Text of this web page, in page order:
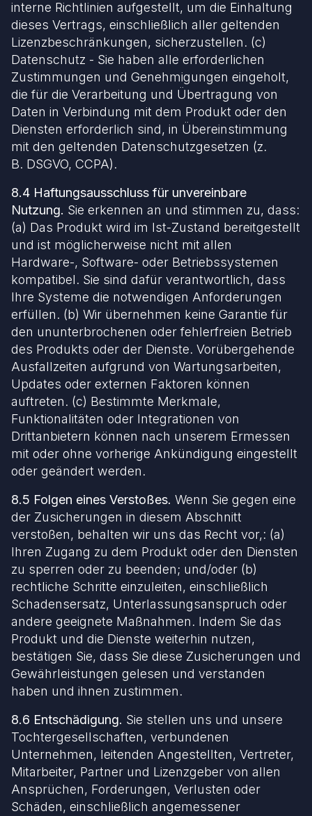
interne Richtlinien aufgestellt, um die Einhaltung
dieses Vertrags, einschließlich aller geltenden
Lizenzbeschränkungen, sicherzustellen. (c)
Datenschutz - Sie haben alle erforderlichen
Zustimmungen und Genehmigungen eingeholt,
die für die Verarbeitung und Übertragung von
Daten in Verbindung mit dem Produkt oder den
Diensten erforderlich sind, in Übereinstimmung
mit den geltenden Datenschutzgesetzen (z.
B. DSGVO, CCPA).
8.4 Haftungsausschluss für unvereinbare
Nutzung. Sie erkennen an und stimmen zu, dass:
(a) Das Produkt wird im Ist-Zustand bereitgestellt
und ist möglicherweise nicht mit allen
Hardware-, Software- oder Betriebssystemen
kompatibel. Sie sind dafür verantwortlich, dass
Ihre Systeme die notwendigen Anforderungen
erfüllen. (b) Wir übernehmen keine Garantie für
den ununterbrochenen oder fehlerfreien Betrieb
des Produkts oder der Dienste. Vorübergehende
Ausfallzeiten aufgrund von Wartungsarbeiten,
Updates oder externen Faktoren können
auftreten. (c) Bestimmte Merkmale,
Funktionalitäten oder Integrationen von
Drittanbietern können nach unserem Ermessen
mit oder ohne vorherige Ankündigung eingestellt
oder geändert werden.
8.5 Folgen eines Verstoßes. Wenn Sie gegen eine
der Zusicherungen in diesem Abschnitt
verstoßen, behalten wir uns das Recht vor,: (a)
Ihren Zugang zu dem Produkt oder den Diensten
zu sperren oder zu beenden; und/oder (b)
rechtliche Schritte einzuleiten, einschließlich
Schadensersatz, Unterlassungsanspruch oder
andere geeignete Maßnahmen. Indem Sie das
Produkt und die Dienste weiterhin nutzen,
bestätigen Sie, dass Sie diese Zusicherungen und
Gewährleistungen gelesen und verstanden
haben und ihnen zustimmen.
8.6 Entschädigung. Sie stellen uns und unsere
Tochtergesellschaften, verbundenen
Unternehmen, leitenden Angestellten, Vertreter,
Mitarbeiter, Partner und Lizenzgeber von allen
Ansprüchen, Forderungen, Verlusten oder
Schäden, einschließlich angemessener